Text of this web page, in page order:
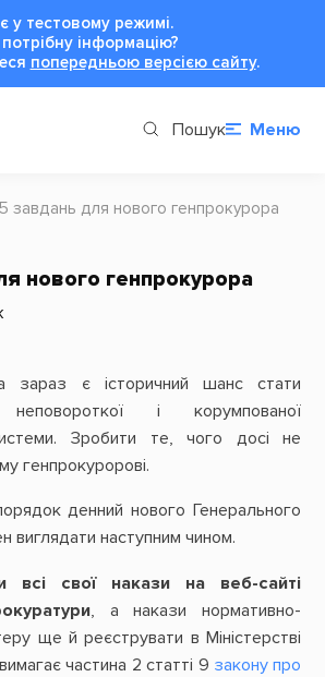
у тестовому режимі.
інформацію?
попередньою версією сайту.
Пошук Меню
завдань для нового генпрокурора
нового генпрокурора
є історичний шанс стати
і корумпованої
Зробити те, чого досі не
генпрокуророві.
денний нового Генерального
виглядати наступним чином.
всі свої накази на веб-сайті
, а накази нормативно-
ще й реєструвати в Міністерстві
частина 2 статті 9 закону про